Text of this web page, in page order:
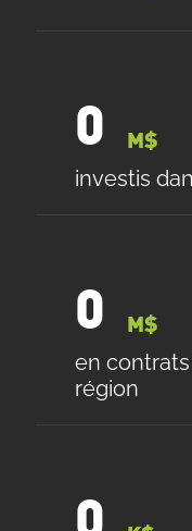
0 M$
investis
0 M$
en
région